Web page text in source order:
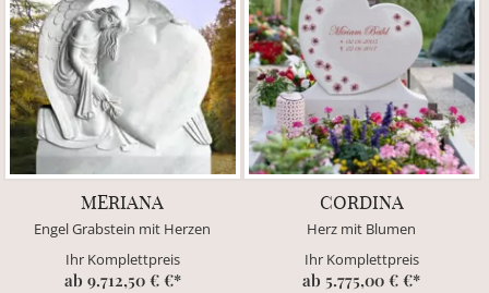
MERIANA
Engel Grabstein mit Herzen
Ihr Komplettpreis
ab 9.712,50 € €*
CORDINA
Herz mit Blumen
Ihr Komplettpreis
ab 5.775,00 € €*